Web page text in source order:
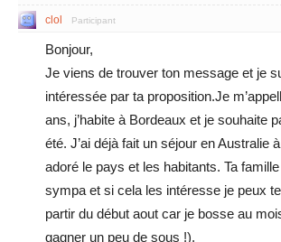
clol Participant
Bonjour,
Je viens de trouver ton message et je
intéressée par ta proposition.Je
ans, j’habite à Bordeaux et je souhaite
été. J’ai déjà fait un séjour en Australie
adoré le pays et les habitants. Ta
sympa et si cela les intéresse je peux
partir du début aout car je bosse au
gagner un peu de sous !).